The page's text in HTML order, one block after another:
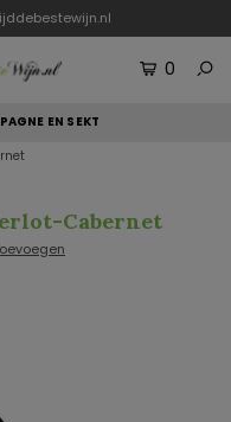
0
EN SEKT
Cabernet